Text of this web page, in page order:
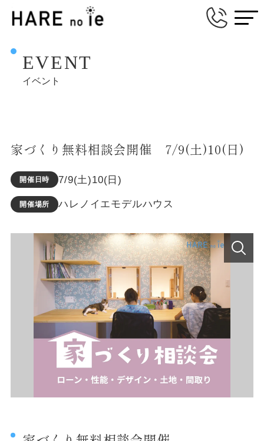
EVENT
イベント
家づくり無料相談会開催 7/9(土)10(日)
開催日時 7/9(土)10(日)
開催場所 ハレノイエモデルハウス